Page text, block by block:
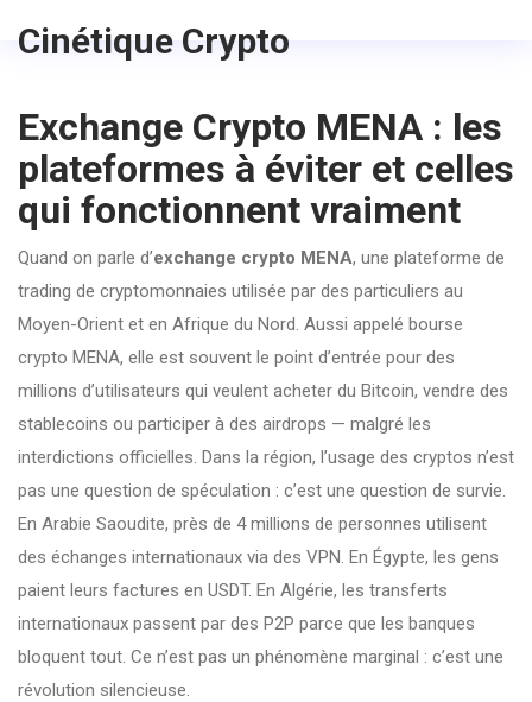
Cinétique Crypto
Exchange Crypto MENA : les
plateformes à éviter et celles
qui fonctionnent vraiment
Quand on parle d’exchange crypto MENA, une plateforme de
trading de cryptomonnaies utilisée par des particuliers au
Moyen-Orient et en Afrique du Nord. Aussi appelé bourse
crypto MENA, elle est souvent le point d’entrée pour des
millions d’utilisateurs qui veulent acheter du Bitcoin, vendre des
stablecoins ou participer à des airdrops — malgré les
interdictions officielles. Dans la région, l’usage des cryptos n’est
pas une question de spéculation : c’est une question de survie.
En Arabie Saoudite, près de 4 millions de personnes utilisent
des échanges internationaux via des VPN. En Égypte, les gens
paient leurs factures en USDT. En Algérie, les transferts
internationaux passent par des P2P parce que les banques
bloquent tout. Ce n’est pas un phénomène marginal : c’est une
révolution silencieuse.